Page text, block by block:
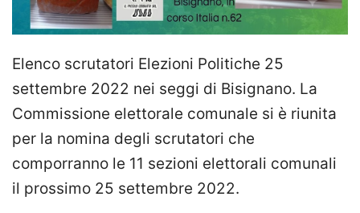
Elenco scrutatori Elezioni Politiche 25
settembre 2022 nei seggi di Bisignano. La
Commissione elettorale comunale si è riunita
per la nomina degli scrutatori che
comporranno le 11 sezioni elettorali comunali
il prossimo 25 settembre 2022.